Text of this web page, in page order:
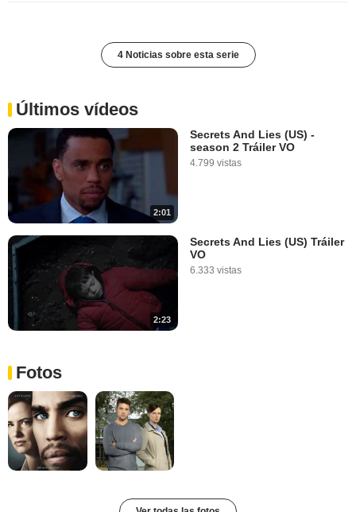
4 Noticias sobre esta serie
Últimos vídeos
2:01
Secrets And Lies (US) -
season 2 Tráiler VO
4.799 vistas
2:23
Secrets And Lies (US) Tráiler
VO
6.333 vistas
Fotos